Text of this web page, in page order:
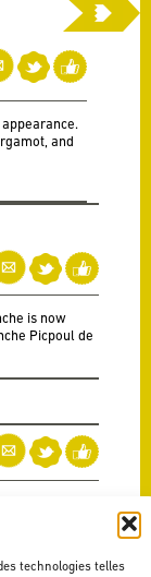
technologies telles
and
is now
Picpoul de
& Joseph”